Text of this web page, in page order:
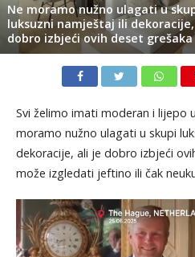
Ne moramo nužno ulagati u
luksuzni namještaj ili
dobro izbjeći ovih deset grešaka
Svi želimo imati moderan i lijepo
moramo nužno ulagati u skupi
dekoracije, ali je dobro izbjeći
može izgledati jeftino ili čak